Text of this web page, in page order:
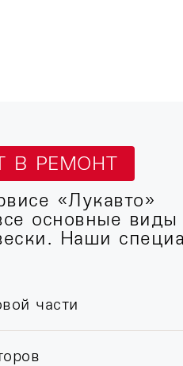
В РЕМОНТ
«Лукавто»
основные виды
Наши
части